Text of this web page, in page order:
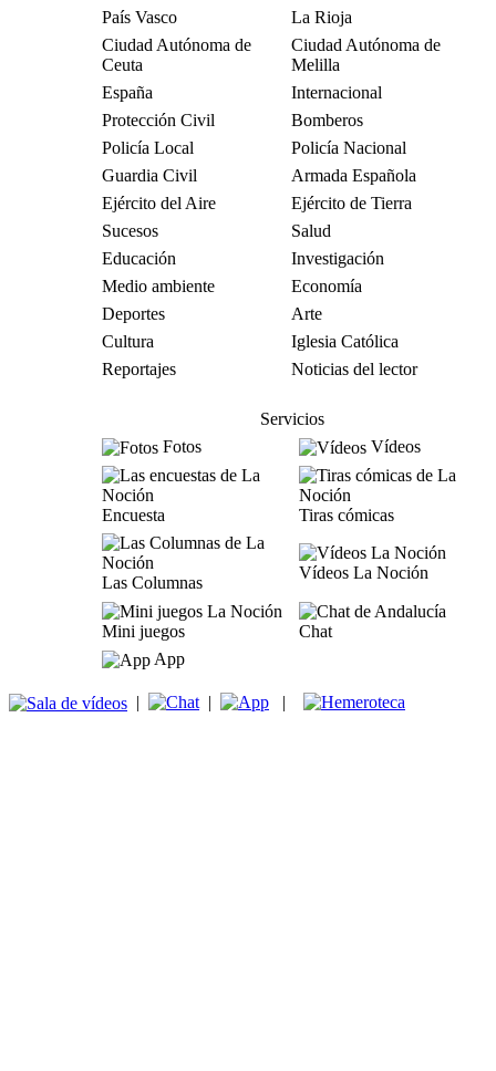
País Vasco
La Rioja
Ciudad Autónoma de
Ceuta
Ciudad Autónoma de
Melilla
España
Internacional
Protección Civil
Bomberos
Policía Local
Policía Nacional
Guardia Civil
Armada Española
Ejército del Aire
Ejército de Tierra
Sucesos
Salud
Educación
Investigación
Medio ambiente
Economía
Deportes
Arte
Cultura
Iglesia Católica
Reportajes
Noticias del lector
Servicios
Fotos
Vídeos
Encuesta Tiras cómicas
Las Columnas
Vídeos La Noción
Mini juegos
Chat
App
| | |